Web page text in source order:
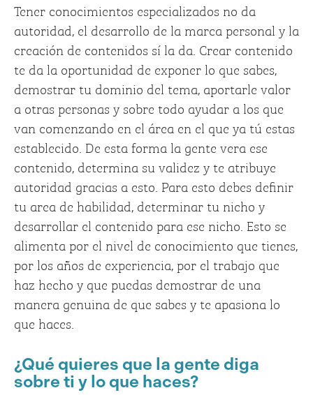
Tener conocimientos especializados no da
autoridad, el desarrollo de la marca personal y la
creación de contenidos sí la da. Crear contenido
te da la oportunidad de exponer lo que sabes,
demostrar tu dominio del tema, aportarle valor
a otras personas y sobre todo ayudar a los que
van comenzando en el área en el que ya tú estas
establecido. De esta forma la gente vera ese
contenido, determina su validez y te atribuye
autoridad gracias a esto. Para esto debes definir
tu area de habilidad, determinar tu nicho y
desarrollar el contenido para ese nicho. Esto se
alimenta por el nivel de conocimiento que tienes,
por los años de experiencia, por el trabajo que
haz hecho y que puedas demostrar de una
manera genuina de que sabes y te apasiona lo
que haces.
¿Qué quieres que la gente diga
sobre ti y lo que haces?